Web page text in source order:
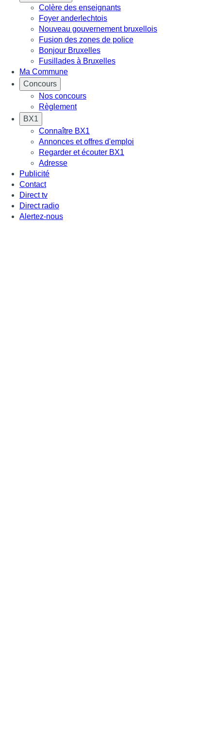
Colère des enseignants
Foyer anderlechtois
Nouveau gouvernement bruxellois
Fusion des zones de police
Bonjour Bruxelles
Fusillades à Bruxelles
Ma Commune
Concours
Nos concours
Règlement
BX1
Connaître BX1
Annonces et offres d'emploi
Regarder et écouter BX1
Adresse
Publicité
Contact
Direct tv
Direct radio
Alertez-nous